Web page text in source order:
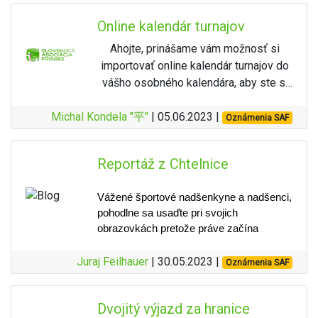
skončil v OB.
Dosedemnástej jamkyhral Kúdela
čisto – lenpary a birdie– a práve
táto jamka bola jehojediným
zaznamenaldouble bogey.
Na osemnástke však pridal birdie
znamenalotrojhodový náskoka
zároveňpiaty titul majstra
Slovenska, čím sa stal hráčom
titulov v histórii kategórie MPO.
podmienky pre hráčov. Na základe tejto
situácie sa organizátori rozhodli
anulovať skóre na tejto jamke a vyradiť
ju z tretieho kola. Aj napriek tejto
dynamiku a hráči predviedli výborné
výkony.
Výsledky a víťazi
MPO (Mixed Pro Open):
V hlavnej kategórii sa odohral
až do poslednej jamky. Víťazom sa stal
Michal Kúdela, ktorý s celkovým skóre
Na turnaji súťažilo 70 hráčov a okrem
slovenských reprezentantov sme
hostili hráčov z Českej Republiky,
Poľska, Maďarska, Rakúska a Fínska.
Prvá časť ihriska sa nachádza v okolí
rovinatom teréne s technickými
jamkami s množstvom OB zón,
vyvýšenými košmi a obľúbenou
Tohtoročný majstrovský turnaj priniesol
niekoľko historických prvenstiev. Bol to
prvý trojdňový turnaj na Slovensku a
zároveň prvý turnaj s golfovým štartom
(t.j. všetky hráčske skupinky začinali hrať
15 minút). Hráči si mohli zmerať sily až v
piatich výkonnostných kategóriách: MPO,
zamrzí, že na juniorskú kategóriu MJ18
odvážlivcov, aj keď treba jedným dychom
dodať, že tých pár, ktorí sa rozhodli
štartovať v MPO sa rozhodne medzi
Aj keď by si turnaj určite zaslúžil vačšie
cestu - napríklad Lars (zakladateľ
Vyzývame preto všetkých
potenciálnych organizátorov turnajov na
Slovensku aby nám do konca
Novembra 2023 zaslali predbežný
organizovať. Prípadne by chceli a
netrúfnu si na to sami. Komisia má
dostatok kapacít na pomoc pri
organizácii, či materiálnu, alebo
V Posledných 2 rokoch nastala veľmi
nešťastná situácia kde sa počet
podieľať sa na organizácii zúžil na
zopár mien. Neprospieva to ani
turnajov na Slovensku. Ak chceme
Online kalendár turnajov
Ahojte, prinášame vám možnosť si
importovať online kalendár turnajov do
vášho osobného kalendára, aby ste si
svadbu práve v termíne vášho
obľubeného turnaja.
naodkaz, alebo vľavo dole na "Pridať
V udalosti je často vyplnený aj link
priamo na stránku turnaja.
Michal Kondela "平" | 05.06.2023 | Oznámenia SAF
Reportáž z Chtelnice
Vážené športové nadšenkyne a nadšenci,
pohodlne sa usaďte pri svojich
obrazovkách pretože práve začína
turnaja priamo z Chtelnice.
Obec Chtelnica je lokalizovaná v
malebnom predhorí Malých Karpát a jej
Juraj Feilhauer | 30.05.2023 | Oznámenia SAF
Dvojitý výjazd za hranice